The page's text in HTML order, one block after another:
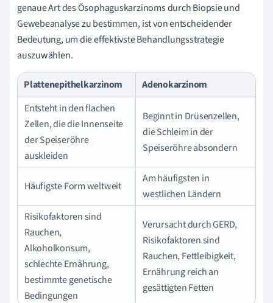
genaue Art des Ösophaguskarzinoms durch Biopsie und
Gewebeanalyse zu bestimmen, ist von entscheidender
Bedeutung, um die effektivste Behandlungsstrategie
auszuwählen.
Plattenepithelkarzinom
Adenokarzinom
Entsteht in den flachen
Zellen, die die Innenseite
der Speiseröhre
auskleiden
Beginnt in Drüsenzellen,
die Schleim in der
Speiseröhre absondern
Häufigste Form weltweit
Am häufigsten in
westlichen Ländern
Risikofaktoren sind
Rauchen,
Alkoholkonsum,
schlechte Ernährung,
bestimmte genetische
Bedingungen
Verursacht durch GERD,
Risikofaktoren sind
Rauchen, Fettleibigkeit,
Ernährung reich an
gesättigten Fetten